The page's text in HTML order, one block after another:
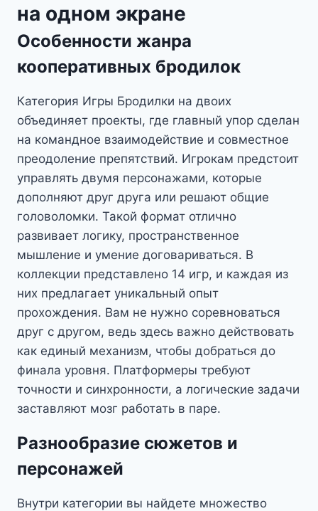
на одном экране
Особенности жанра
кооперативных бродилок
Категория Игры Бродилки на двоих
объединяет проекты, где главный упор сделан
на командное взаимодействие и совместное
преодоление препятствий. Игрокам предстоит
управлять двумя персонажами, которые
дополняют друг друга или решают общие
головоломки. Такой формат отлично
развивает логику, пространственное
мышление и умение договариваться. В
коллекции представлено 14 игр, и каждая из
них предлагает уникальный опыт
прохождения. Вам не нужно соревноваться
друг с другом, ведь здесь важно действовать
как единый механизм, чтобы добраться до
финала уровня. Платформеры требуют
точности и синхронности, а логические задачи
заставляют мозг работать в паре.
Разнообразие сюжетов и
персонажей
Внутри категории вы найдете множество